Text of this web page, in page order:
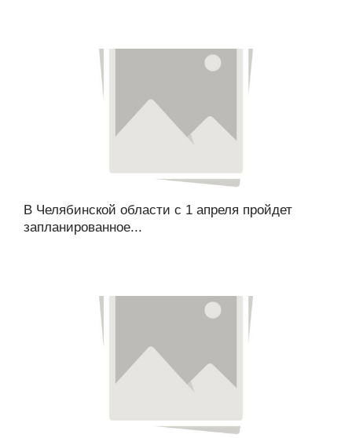
В Челябинской области с 1 апреля пройдет
запланированное...